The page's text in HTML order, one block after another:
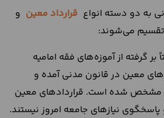
به دو دسته انواع قرارداد معین و
تقسیم می‌شوند:
گرفته از آموزه‌های فقه امامیه
معین در قانون مدنی آمده و
مشخص شده است. قراردادهای معین
نیازهای جامعه امروز نیستند.